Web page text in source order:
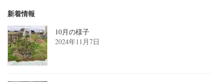
新着情報
10月の様子
2024年11月7日